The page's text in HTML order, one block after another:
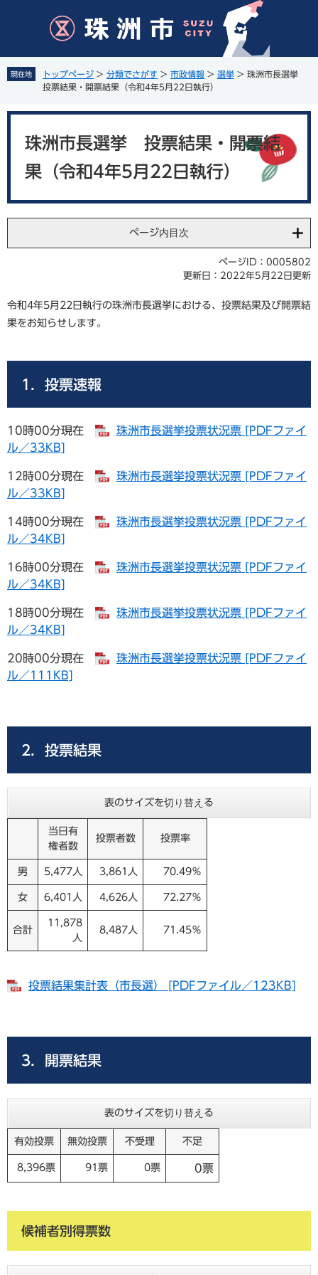
先
頭
す
を
飛
し
現在地 トップページ > 分類でさがす > 市政情報 > 選挙 > 珠洲市長選挙
投票結果・開票結果（令和4年5月22日執行）
珠洲市長選挙 投票結果・開票結
果（令和4年5月22日執行）
ページ内目次
ページID：0005802
更新日：2022年5月22日更新
令和4年5月22日執行の珠洲市長選挙における、投票結果及び開票結
果をお知らせします。
1．投票速報
10時00分現在
珠洲市長選挙投票状況票 [PDFファイ
ル／33KB]
12時00分現在
珠洲市長選挙投票状況票 [PDFファイ
ル／33KB]
14時00分現在
珠洲市長選挙投票状況票 [PDFファイ
ル／34KB]
16時00分現在
珠洲市長選挙投票状況票 [PDFファイ
ル／34KB]
18時00分現在
珠洲市長選挙投票状況票 [PDFファイ
ル／34KB]
20時00分現在
珠洲市長選挙投票状況票 [PDFファイ
ル／111KB]
2．投票結果
表のサイズを切り替える
当日有
権者数
投票者数 投票率
男 5,477人 3,861人 70.49％
女 6,401人 4,626人 72.27％
合計
11,878
人
8,487人 71.45％
投票結果集計表（市長選） [PDFファイル／123KB]
3．開票結果
表のサイズを切り替える
有効投票 無効投票 不受理 不足
8,396票 91票 0票 0票
候補者別得票数